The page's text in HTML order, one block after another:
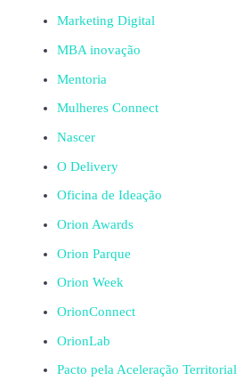
Marketing Digital
MBA inovação
Mentoria
Mulheres Connect
Nascer
O Delivery
Oficina de Ideação
Orion Awards
Orion Parque
Orion Week
OrionConnect
OrionLab
Pacto pela Aceleração Territorial